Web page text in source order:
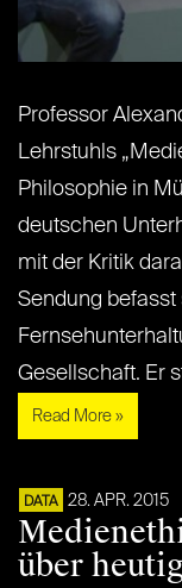
Professor
Lehrstuhls
Philosophie in
deutschen
mit der Kritik
Sendung
Gesellschaft. Er
Read More »
DATA 28. APR. 2015
über